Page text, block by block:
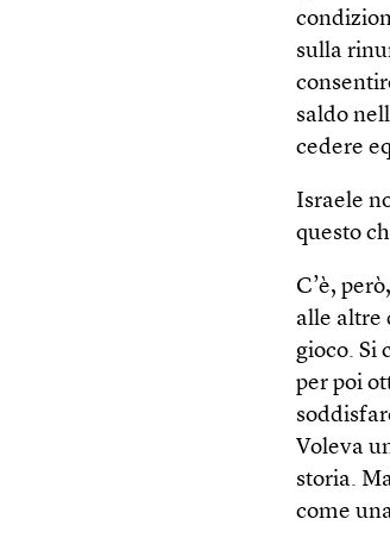
sulla
saldo
cedere
Israele
questo
C’è,
alle altre
gioco. Si
per poi
Voleva
storia.
come